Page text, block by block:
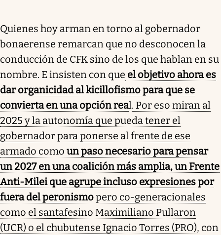
Quienes hoy arman en torno al gobernador
bonaerense remarcan que no desconocen la
conducción de CFK sino de los que hablan en su
nombre. E insisten con que el objetivo ahora es
dar organicidad al kicillofismo para que se
convierta en una opción real. Por eso miran al
2025 y la autonomía que pueda tener el
gobernador para ponerse al frente de ese
armado como un paso necesario para pensar
un 2027 en una coalición más amplia, un Frente
Anti-Milei que agrupe incluso expresiones por
fuera del peronismopero co-generacionales
como el santafesino Maximiliano Pullaron
(UCR) o el chubutense Ignacio Torres (PRO), con